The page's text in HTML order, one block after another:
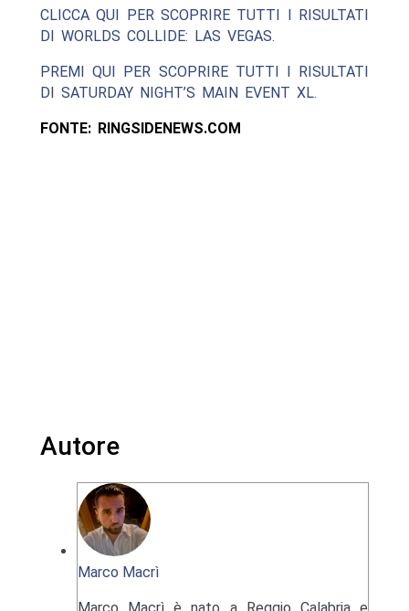
CLICCA QUI PER SCOPRIRE TUTTI I RISULTATI
DI WORLDS COLLIDE: LAS VEGAS.
PREMI QUI PER SCOPRIRE TUTTI I RISULTATI
DI SATURDAY NIGHT’S MAIN EVENT XL.
FONTE: RINGSIDENEWS.COM
Autore
Marco Macrì